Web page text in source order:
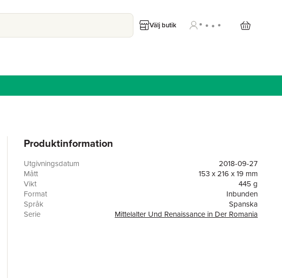
Välj butik
Produktinformation
Utgivningsdatum
2018-09-27
Mått
153 x 216 x 19 mm
Vikt
445 g
Format
Inbunden
Språk
Spanska
Serie
Mittelalter Und Renaissance in Der Romania